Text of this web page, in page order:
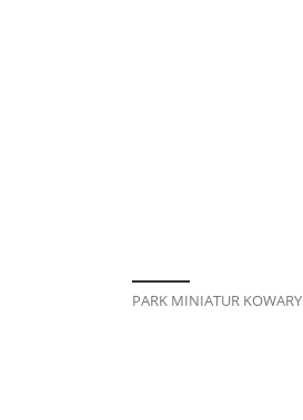
PARK MINIATUR KOWARY